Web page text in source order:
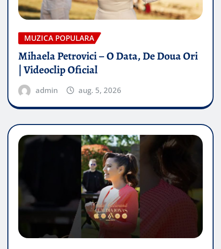
MUZICA POPULARA
Mihaela Petrovici – O Data, De Doua Ori
| Videoclip Oficial
admin aug. 5, 2026